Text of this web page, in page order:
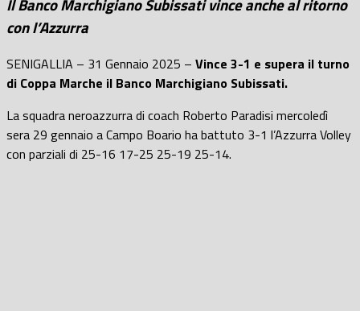
Il Banco Marchigiano Subissati vince anche al ritorno
con l’Azzurra
SENIGALLIA – 31 Gennaio 2025 – Vince 3-1 e supera il turno
di Coppa Marche il Banco Marchigiano Subissati.
La squadra neroazzurra di coach Roberto Paradisi mercoledì
sera 29 gennaio a Campo Boario ha battuto 3-1 l’Azzurra Volley
con parziali di 25-16 17-25 25-19 25-14.